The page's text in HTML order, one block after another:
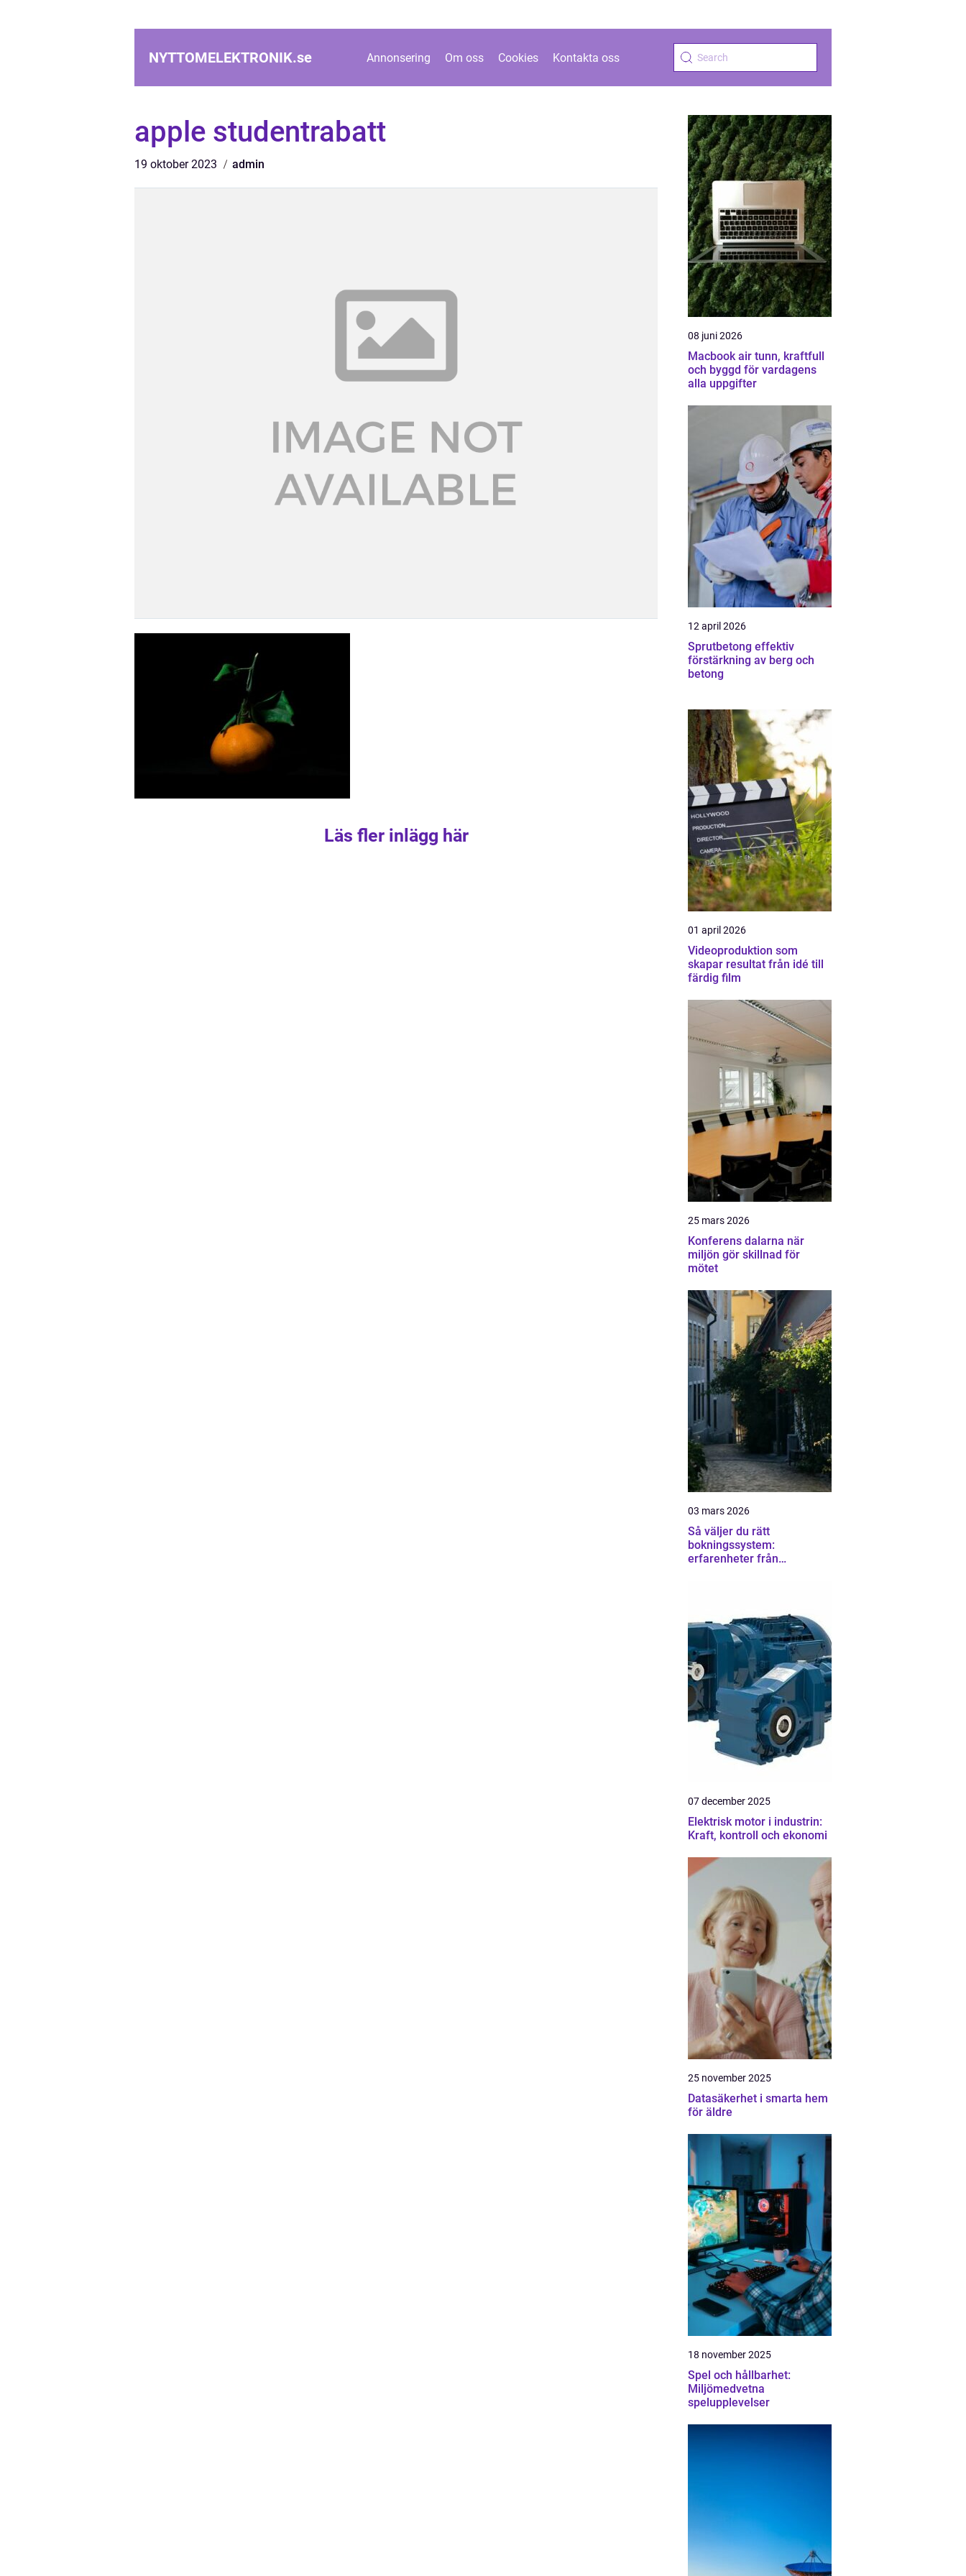
NYTTOMELEKTRONIK.se Annonsering Om oss Cookies Kontakta oss
apple studentrabatt
19 oktober 2023 admin
Läs fler inlägg här
08 juni 2026
Macbook air tunn, kraftfull
och byggd för vardagens
alla uppgifter
12 april 2026
Sprutbetong effektiv
förstärkning av berg och
betong
01 april 2026
Videoproduktion som
skapar resultat från idé till
färdig film
25 mars 2026
Konferens dalarna när
miljön gör skillnad för
mötet
03 mars 2026
Så väljer du rätt
bokningssystem:
erfarenheter från
07 december 2025
Elektrisk motor i industrin:
Kraft, kontroll och ekonomi
25 november 2025
Datasäkerhet i smarta hem
för äldre
18 november 2025
Spel och hållbarhet:
Miljömedvetna
spelupplevelser